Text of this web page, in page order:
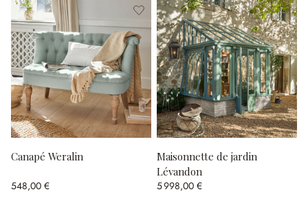
Canapé Weralin
548,00 €
Maisonnette de jardin
Lévandon
5 998,00 €